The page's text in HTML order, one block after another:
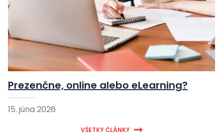
Prezenčne, online alebo eLearning?
15. júna 2026
VŠETKY ČLÁNKY